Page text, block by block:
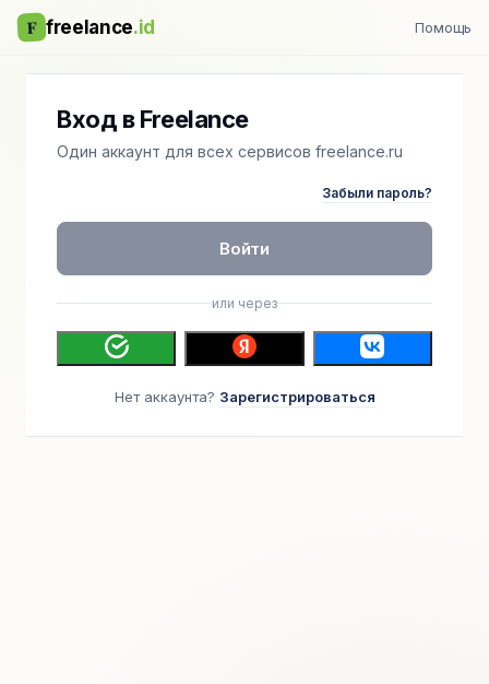
F freelance.id Помощь
Вход в Freelance
Один аккаунт для всех сервисов freelance.ru
Забыли пароль?
Войти
или через
Нет аккаунта? Зарегистрироваться